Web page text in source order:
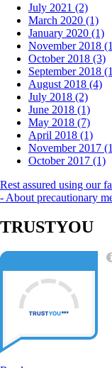
July 2021 (2)
March 2020 (1)
January 2020 (1)
November 2018
October 2018 (3)
September 2018
August 2018 (4)
July 2018 (2)
June 2018 (1)
May 2018 (7)
April 2018 (1)
November 2017
October 2017 (1)
Rest assured using our
- About precautionary
TRUSTYOU